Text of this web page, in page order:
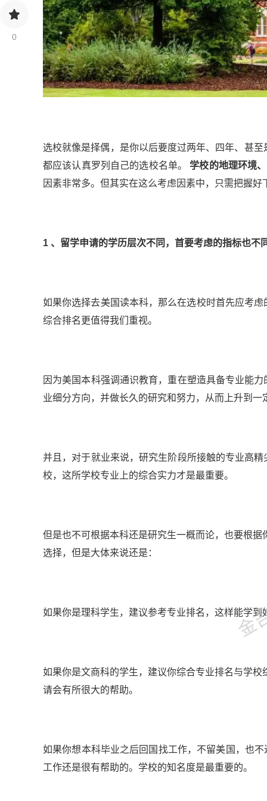
0
选校就像是择偶，是你以后要度过两年、四年、甚
都应该认真罗列自己的选校名单。 学校的地理环境
因素非常多。但其实在这么考虑因素中，只需把握
1 、留学申请的学历层次不同，首要考虑的指标也不
如果你选择去美国读本科，那么在选校时首先应考
综合排名更值得我们重视。
因为美国本科强调通识教育，重在塑造具备专业能
业细分方向，并做长久的研究和努力，从而上升到一
并且，对于就业来说，研究生阶段所接触的专业高
校，这所学校专业上的综合实力才是最重要。
但是也不可根据本科还是研究生一概而论，也要根
选择，但是大体来说还是：
如果你是理科学生，建议参考专业排名，这样能学
如果你是文商科的学生，建议你综合专业排名与学
请会有所很大的帮助。
如果你想本科毕业之后回国找工作，不留美国，也
工作还是很有帮助的。学校的知名度是最重要的。